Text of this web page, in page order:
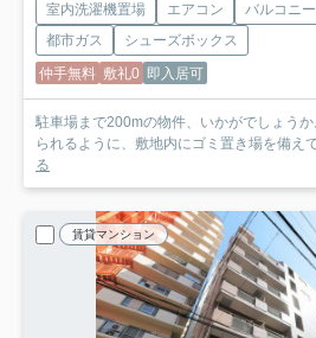
室内洗濯機置場 エアコン バルコニー
都市ガス
シューズボックス
仲手無料 敷礼0 即入居可
駐車場まで200mの物件、いかがでしょう
られるように、敷地内にゴミ置き場を備え
る
賃貸マンション